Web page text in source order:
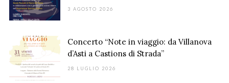
3 AGOSTO 2026
Concerto “Note in viaggio: da Villanova
d’Asti a Castions di Strada”
28 LUGLIO 2026